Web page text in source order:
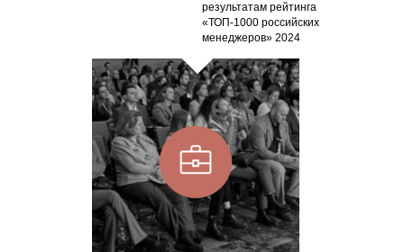
результатам рейтинга
«ТОП-1000 российских
менеджеров» 2024